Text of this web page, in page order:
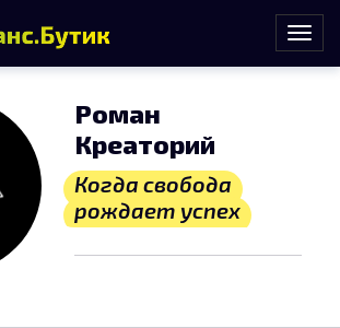
Роман
Креаторий
Когда свобода
рождает успех